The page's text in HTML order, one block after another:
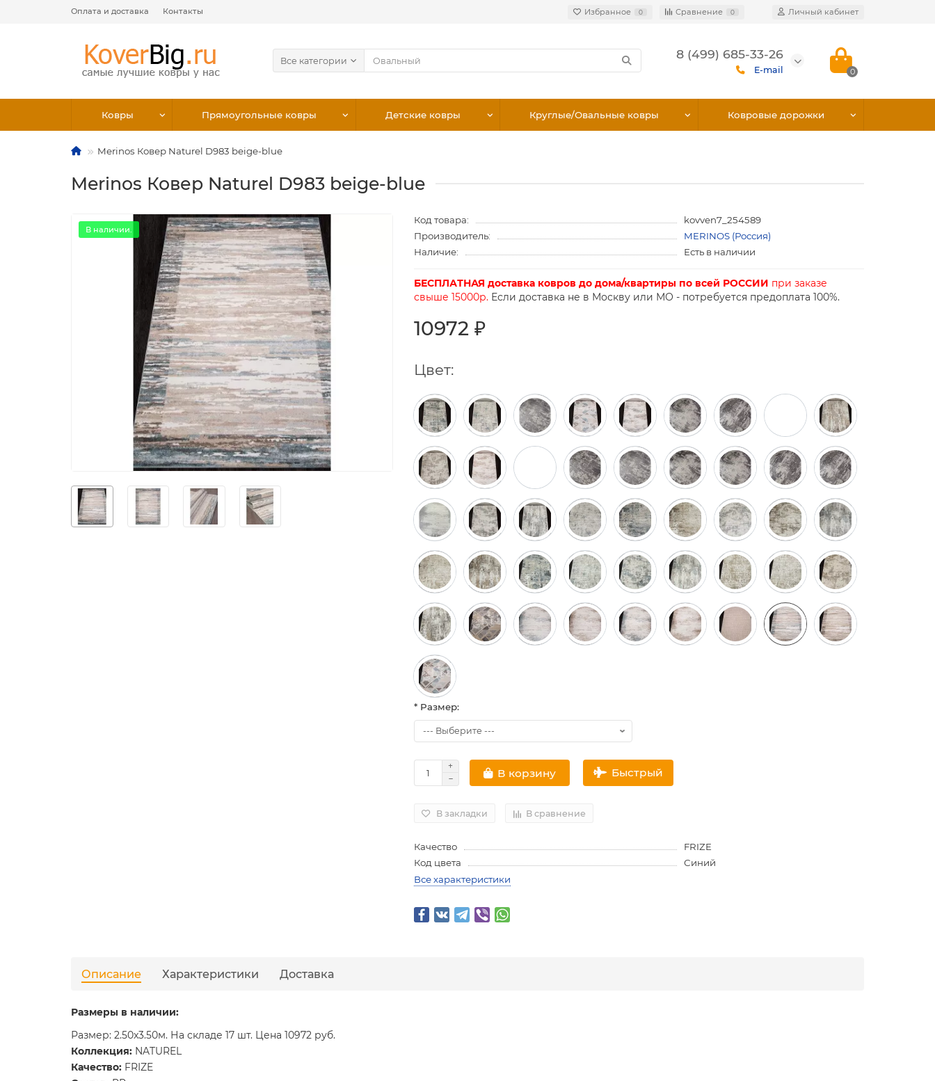
Оплата и доставка Контакты Избранное 0 Сравнение 0 Личный кабинет
Все категории 8 (499) 685-33-26
E-mail 0
Ковры Прямоугольные ковры Детские ковры Круглые/Овальные ковры Ковровые дорожки
Merinos Ковер Naturel D983 beige-blue
Merinos Ковер Naturel D983 beige-blue
В наличии.
Код товара:
kovven7_254589
Производитель:
MERINOS (Россия)
Наличие:
Есть в наличии
БЕСПЛАТНАЯ доставка ковров до дома/квартиры по всей РОССИИ при заказе
свыше 15000р. Если доставка не в Москву или МО - потребуется предоплата 100%.
10972 ₽
Цвет:
* Размер:
В корзину Быстрый
В закладки В сравнение
Качество
FRIZE
Код цвета
Синий
Все характеристики
Описание Характеристики Доставка
Размеры в наличии:
Размер: 2.50x3.50м. На складе 17 шт. Цена 10972 руб.
Коллекция: NATUREL
Качество: FRIZE